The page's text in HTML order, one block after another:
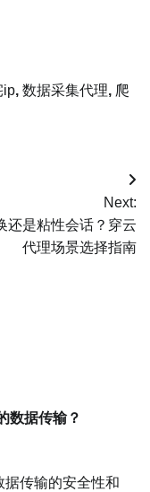
ip, 数据采集代理, 爬
Next:
还是粘性会话？穿云
代理场景选择指南
数据传输？
传输的安全性和